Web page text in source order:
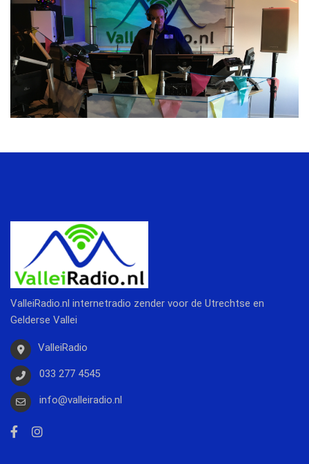
ValleiRadio.nl internetradio zender voor de Utrechtse en
Gelderse Vallei
ValleiRadio
033 277 4545
info@valleiradio.nl